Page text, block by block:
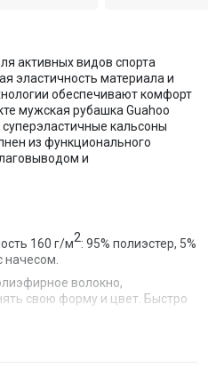
активных видов спорта
эластичность материала и
обеспечивают комфорт
мужская рубашка Guahoo
кальсоны
из функционального
и
160 г/м2: 95% полиэстер, 5%
начесом.
волокно,
свою форму и цвет. Быстро
волокно. Имеет